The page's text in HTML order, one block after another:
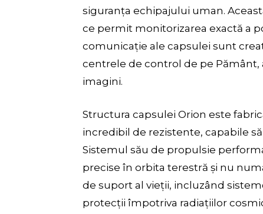
siguranța echipajului uman.
ce permit monitorizarea exactă a
comunicație ale capsulei sunt
centrele de control de pe
imagini.
Structura capsulei Orion este
incredibil de rezistente, capabile
Sistemul său de propulsie
precise în orbita terestră și nu
de suport al vieții, incluzând
protecții împotriva radiațiilor